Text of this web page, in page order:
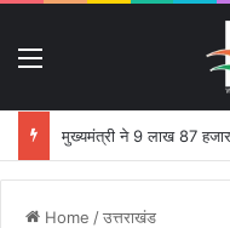
Home /उत्तराखंड